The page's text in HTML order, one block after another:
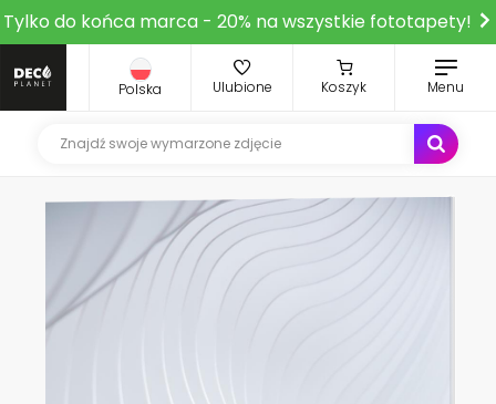
Tylko do końca marca - 20% na wszystkie fototapety!
Polska Ulubione Koszyk Menu